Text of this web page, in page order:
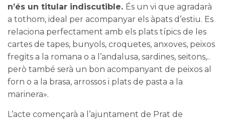
n’és un titular indiscutible. És un vi que agradarà
a tothom, ideal per acompanyar els àpats d’estiu. Es
relaciona perfectament amb els plats típics de les
cartes de tapes, bunyols, croquetes, anxoves, peixos
fregits a la romana o a l’andalusa, sardines, seitons,..
però també serà un bon acompanyant de peixos al
forn o a la brasa, arrossos i plats de pasta a la
marinera».
L’acte començarà a l’ajuntament de Prat de